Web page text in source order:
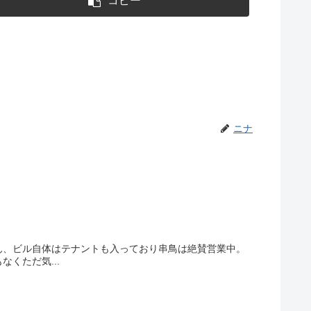
ニナ
ビル自体はテナントも入っており串鳥は絶賛営業中。
くただ気...